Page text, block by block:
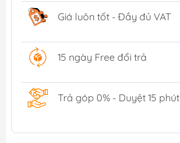
Giá luôn tốt - Đầy đủ VAT
15 ngày Free đổi trả
Trả góp 0% - Duyệt 15 phút